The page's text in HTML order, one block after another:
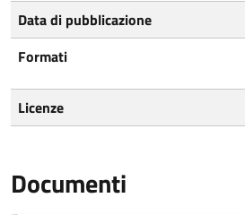
Data di pubblicazione
Formati
Licenze
Documenti